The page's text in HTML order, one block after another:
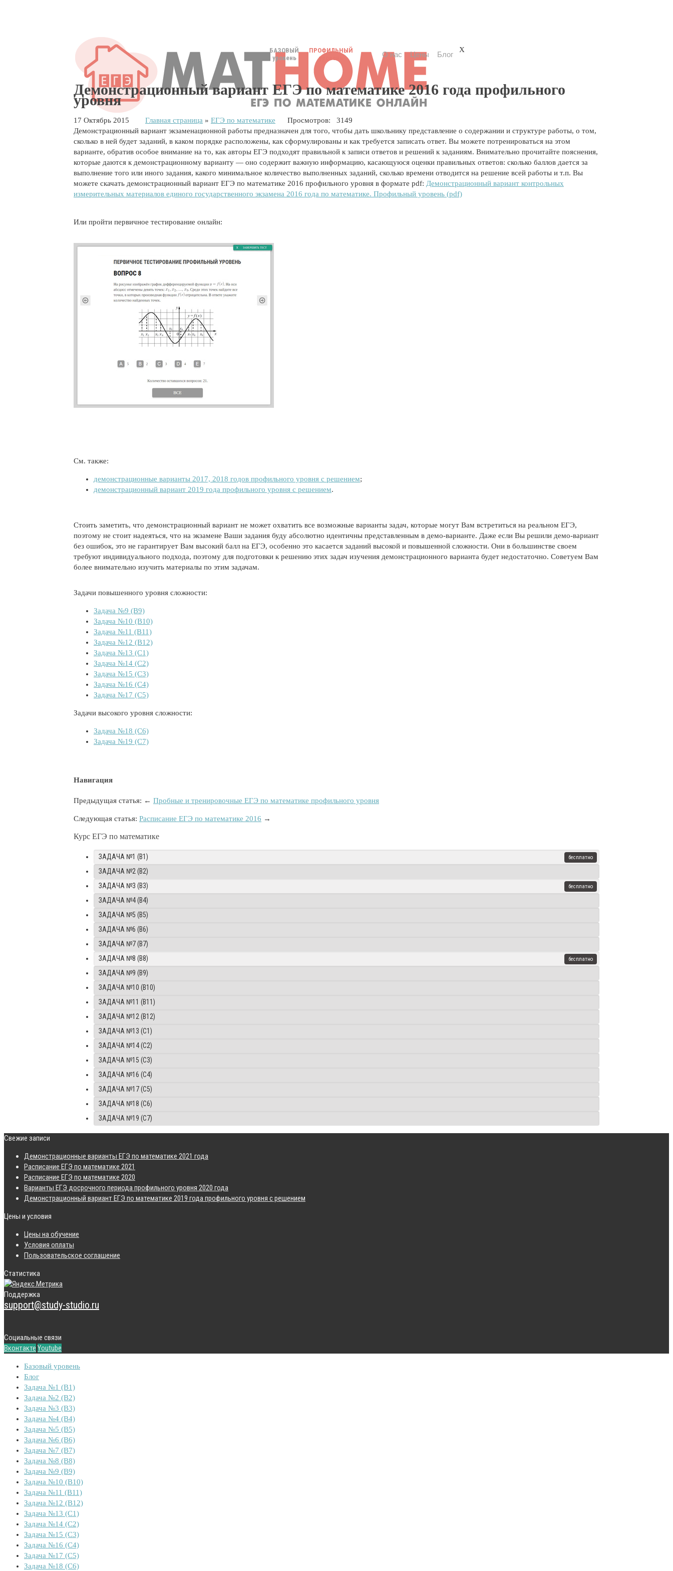
БАЗОВЫЙ
уровень
ПРОФИЛЬНЫЙ
уровень
X
О нас Цены Блог
Демонстрационный вариант ЕГЭ по математике 2016 года профильного
уровня
17 Октябрь 2015 Главная страница » ЕГЭ по математике
Просмотров: 3149
Демонстрационный вариант экзаменационной работы предназначен для того, чтобы дать школьнику представление о содержании и структуре работы, о том,
сколько в ней будет заданий, в каком порядке расположены, как сформулированы и как требуется записать ответ. Вы можете потренироваться на этом
варианте, обратив особое внимание на то, как авторы ЕГЭ подходят правильной к записи ответов и решений к заданиям. Внимательно прочитайте пояснения,
которые даются к демонстрационному варианту — оно содержит важную информацию, касающуюся оценки правильных ответов: сколько баллов дается за
выполнение того или иного задания, какого минимальное количество выполненных заданий, сколько времени отводится на решение всей работы и т.п. Вы
можете скачать демонстрационный вариант ЕГЭ по математике 2016 профильного уровня в формате pdf: Демонстрационный вариант контрольных
измерительных материалов единого государственного экзамена 2016 года по математике. Профильный уровень (pdf)
Или пройти первичное тестирование онлайн:
См. также:
демонстрационные варианты 2017, 2018 годов профильного уровня с решением;
демонстрационный вариант 2019 года профильного уровня с решением.
Стоить заметить, что демонстрационный вариант не может охватить все возможные варианты задач, которые могут Вам встретиться на реальном ЕГЭ,
поэтому не стоит надеяться, что на экзамене Ваши задания буду абсолютно идентичны представленным в демо-варианте. Даже если Вы решили демо-вариант
без ошибок, это не гарантирует Вам высокий балл на ЕГЭ, особенно это касается заданий высокой и повышенной сложности. Они в большинстве своем
требуют индивидуального подхода, поэтому для подготовки к решению этих задач изучения демонстрационного варианта будет недостаточно. Советуем Вам
более внимательно изучить материалы по этим задачам.
Задачи повышенного уровня сложности:
Задача №9 (B9)
Задача №10 (B10)
Задача №11 (B11)
Задача №12 (B12)
Задача №13 (C1)
Задача №14 (C2)
Задача №15 (C3)
Задача №16 (C4)
Задача №17 (C5)
Задачи высокого уровня сложности:
Задача №18 (C6)
Задача №19 (C7)
Навигация
Предыдущая статья: ← Пробные и тренировочные ЕГЭ по математике профильного уровня
Следующая статья: Расписание ЕГЭ по математике 2016 →
Курс ЕГЭ по математике
ЗАДАЧА №1 (B1)
ЗАДАЧА №2 (B2)
ЗАДАЧА №3 (B3)
ЗАДАЧА №4 (B4)
ЗАДАЧА №5 (B5)
ЗАДАЧА №6 (B6)
ЗАДАЧА №7 (B7)
ЗАДАЧА №8 (B8)
ЗАДАЧА №9 (B9)
ЗАДАЧА №10 (B10)
ЗАДАЧА №11 (B11)
ЗАДАЧА №12 (B12)
ЗАДАЧА №13 (C1)
ЗАДАЧА №14 (C2)
ЗАДАЧА №15 (C3)
ЗАДАЧА №16 (C4)
ЗАДАЧА №17 (C5)
ЗАДАЧА №18 (C6)
ЗАДАЧА №19 (C7)
Свежие записи
Демонстрационные варианты ЕГЭ по математике 2021 года
Расписание ЕГЭ по математике 2021
Расписание ЕГЭ по математике 2020
Варианты ЕГЭ досрочного периода профильного уровня 2020 года
Демонстрационный вариант ЕГЭ по математике 2019 года профильного уровня с решением
Цены и условия
Цены на обучение
Условия оплаты
Пользовательское соглашение
Статистика
Поддержка
support@study-studio.ru
Социальные связи
Вконтакте Youtube
Базовый уровень
Блог
Задача №1 (B1)
Задача №2 (B2)
Задача №3 (B3)
Задача №4 (B4)
Задача №5 (B5)
Задача №6 (B6)
Задача №7 (B7)
Задача №8 (B8)
Задача №9 (B9)
Задача №10 (B10)
Задача №11 (B11)
Задача №12 (B12)
Задача №13 (C1)
Задача №14 (C2)
Задача №15 (C3)
Задача №16 (C4)
Задача №17 (C5)
Задача №18 (C6)